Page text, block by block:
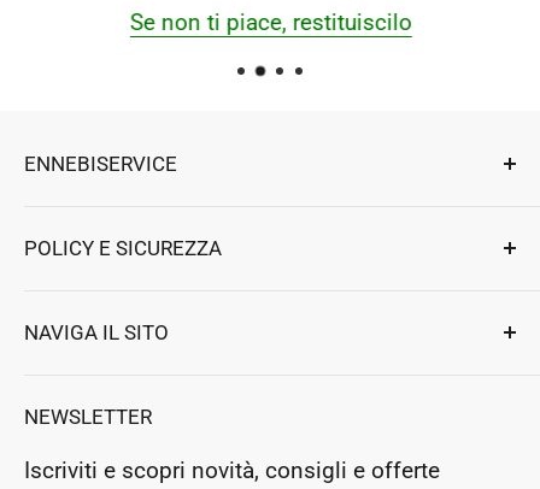
Se non ti piace, restituiscilo
ENNEBISERVICE
per elettrodomestici e professionali.
Strada Ludovico Ariosto 63
P.Iva: IT03364130546
Rea: PG283954
POLICY E SICUREZZA
Termini e Condizioni
NAVIGA IL SITO
Prenota un appuntamento
Negozio Fisico
NEWSLETTER
Iscriviti e scopri novità, consigli e offerte